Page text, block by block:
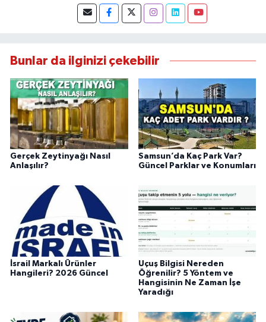
almıştır.
Bunlar da ilginizi çekebilir
Gerçek Zeytinyağı Nasıl
Anlaşılır?
Samsun’da Kaç Park Var?
Güncel Parklar ve Konumları
İsrail Markalı Ürünler
Hangileri? 2026 Güncel
Uçuş Bilgisi Nereden
Öğrenilir? 5 Yöntem ve
Hangisinin Ne Zaman İşe
Yaradığı